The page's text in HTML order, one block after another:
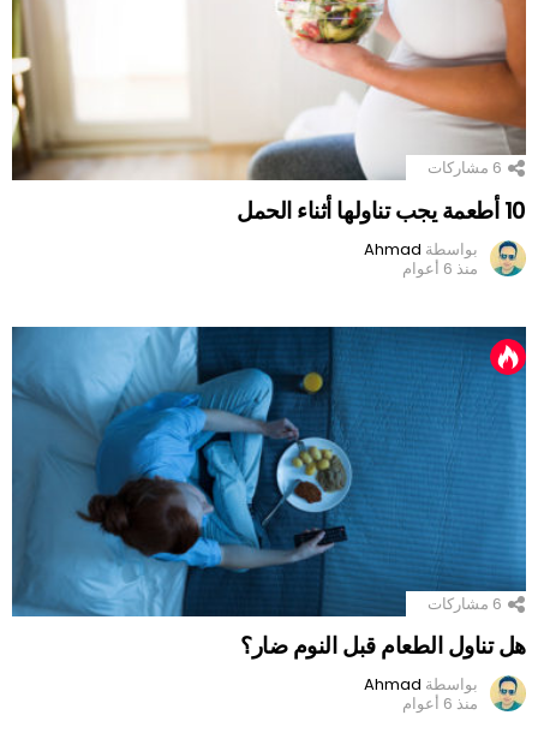
6 مشاركات
10 أطعمة يجب تناولها أثناء الحمل
بواسطة Ahmad
منذ 6 أعوام
6 مشاركات
هل تناول الطعام قبل النوم ضار؟
بواسطة Ahmad
منذ 6 أعوام